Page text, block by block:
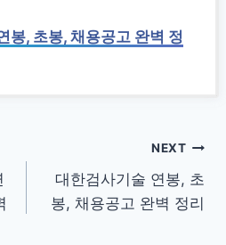
봉, 초봉, 채용공고 완벽 정
NEXT
대한검사기술 연봉, 초
봉, 채용공고 완벽 정리